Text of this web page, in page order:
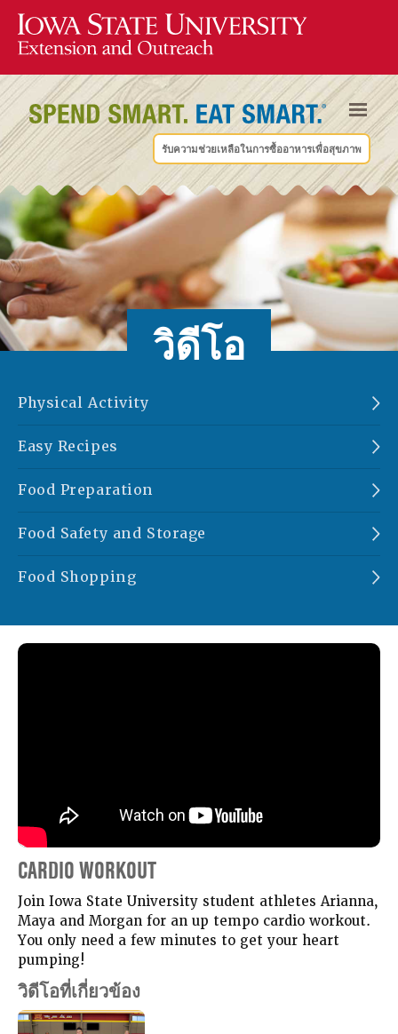
รับความช่วยเหลือในการซื้ออาหารเพื่อสุขภาพ
วิดีโอ
Physical Activity
Easy Recipes
Food Preparation
Food Safety and Storage
Food Shopping
CARDIO WORKOUT
Join Iowa State University student athletes Arianna,
Maya and Morgan for an up tempo cardio workout.
You only need a few minutes to get your heart
pumping!
วิดีโอที่เกี่ยวข้อง